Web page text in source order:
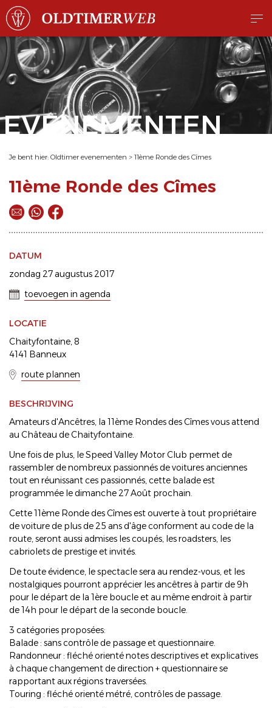
EVENEMENTEN
Je bent hier: Oldtimer evenementen > 11ème Ronde des Cîmes
11ème Ronde des Cîmes
DATUM
zondag 27 augustus 2017
toevoegen in agenda
LOCATIE
Chaityfontaine, 8
4141 Banneux
route plannen
BESCHRIJVING
Amateurs d'Ancêtres, la 11ème Rondes des Cîmes vous attend
au Château de Chaityfontaine.
Une fois de plus, le Speed Valley Motor Club permet de
rassembler de nombreux passionnés de voitures anciennes
tout en réunissant ces passionnés, cette balade est
programmée le dimanche 27 Août prochain.
Cette 11ème Ronde des Cîmes est ouverte à tout propriétaire
de voiture de plus de 25 ans d'âge conforment au code de la
route, seront aussi admises les coupés, les roadsters, les
cabriolets de prestige et invités.
De toute évidence, le spectacle sera au rendez-vous, et les
nostalgiques pourront apprécier les ancêtres à partir de 9h
pour le départ de la 1ère boucle et au même endroit à partir
de 14h pour le départ de la seconde boucle.
3 catégories proposées:
Balade : sans contrôle de passage et questionnaire.
Randonneur : fléché orienté notes descriptives et explicatives
à chaque changement de direction + questionnaire se
rapportant aux régions traversées.
Touring : fléché orienté métré, contrôles de passage.